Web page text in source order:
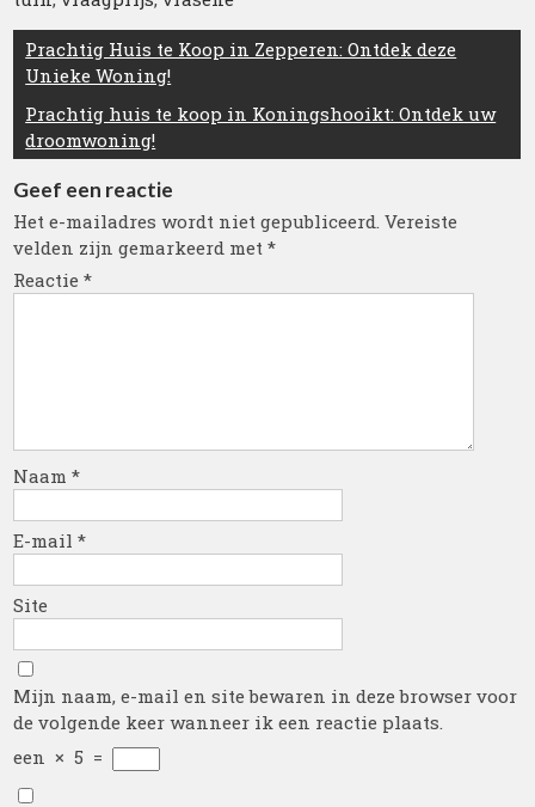
Berichtnavigatie
Prachtig Huis te Koop in Zepperen: Ontdek deze
Unieke Woning!
Prachtig huis te koop in Koningshooikt: Ontdek uw
droomwoning!
Geef een reactie
Het e-mailadres wordt niet gepubliceerd. Vereiste
velden zijn gemarkeerd met*
Reactie*
Naam*
E-mail*
Site
Mijn naam, e-mail en site bewaren in deze browser voor
de volgende keer wanneer ik een reactie plaats.
een × 5 =